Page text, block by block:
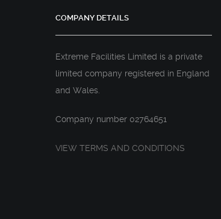
COMPANY DETAILS
Extreme Facilities Limited is a private
limited company registered in England
and Wales.
Company number 02764651
VIEW TERMS AND CONDITIONS